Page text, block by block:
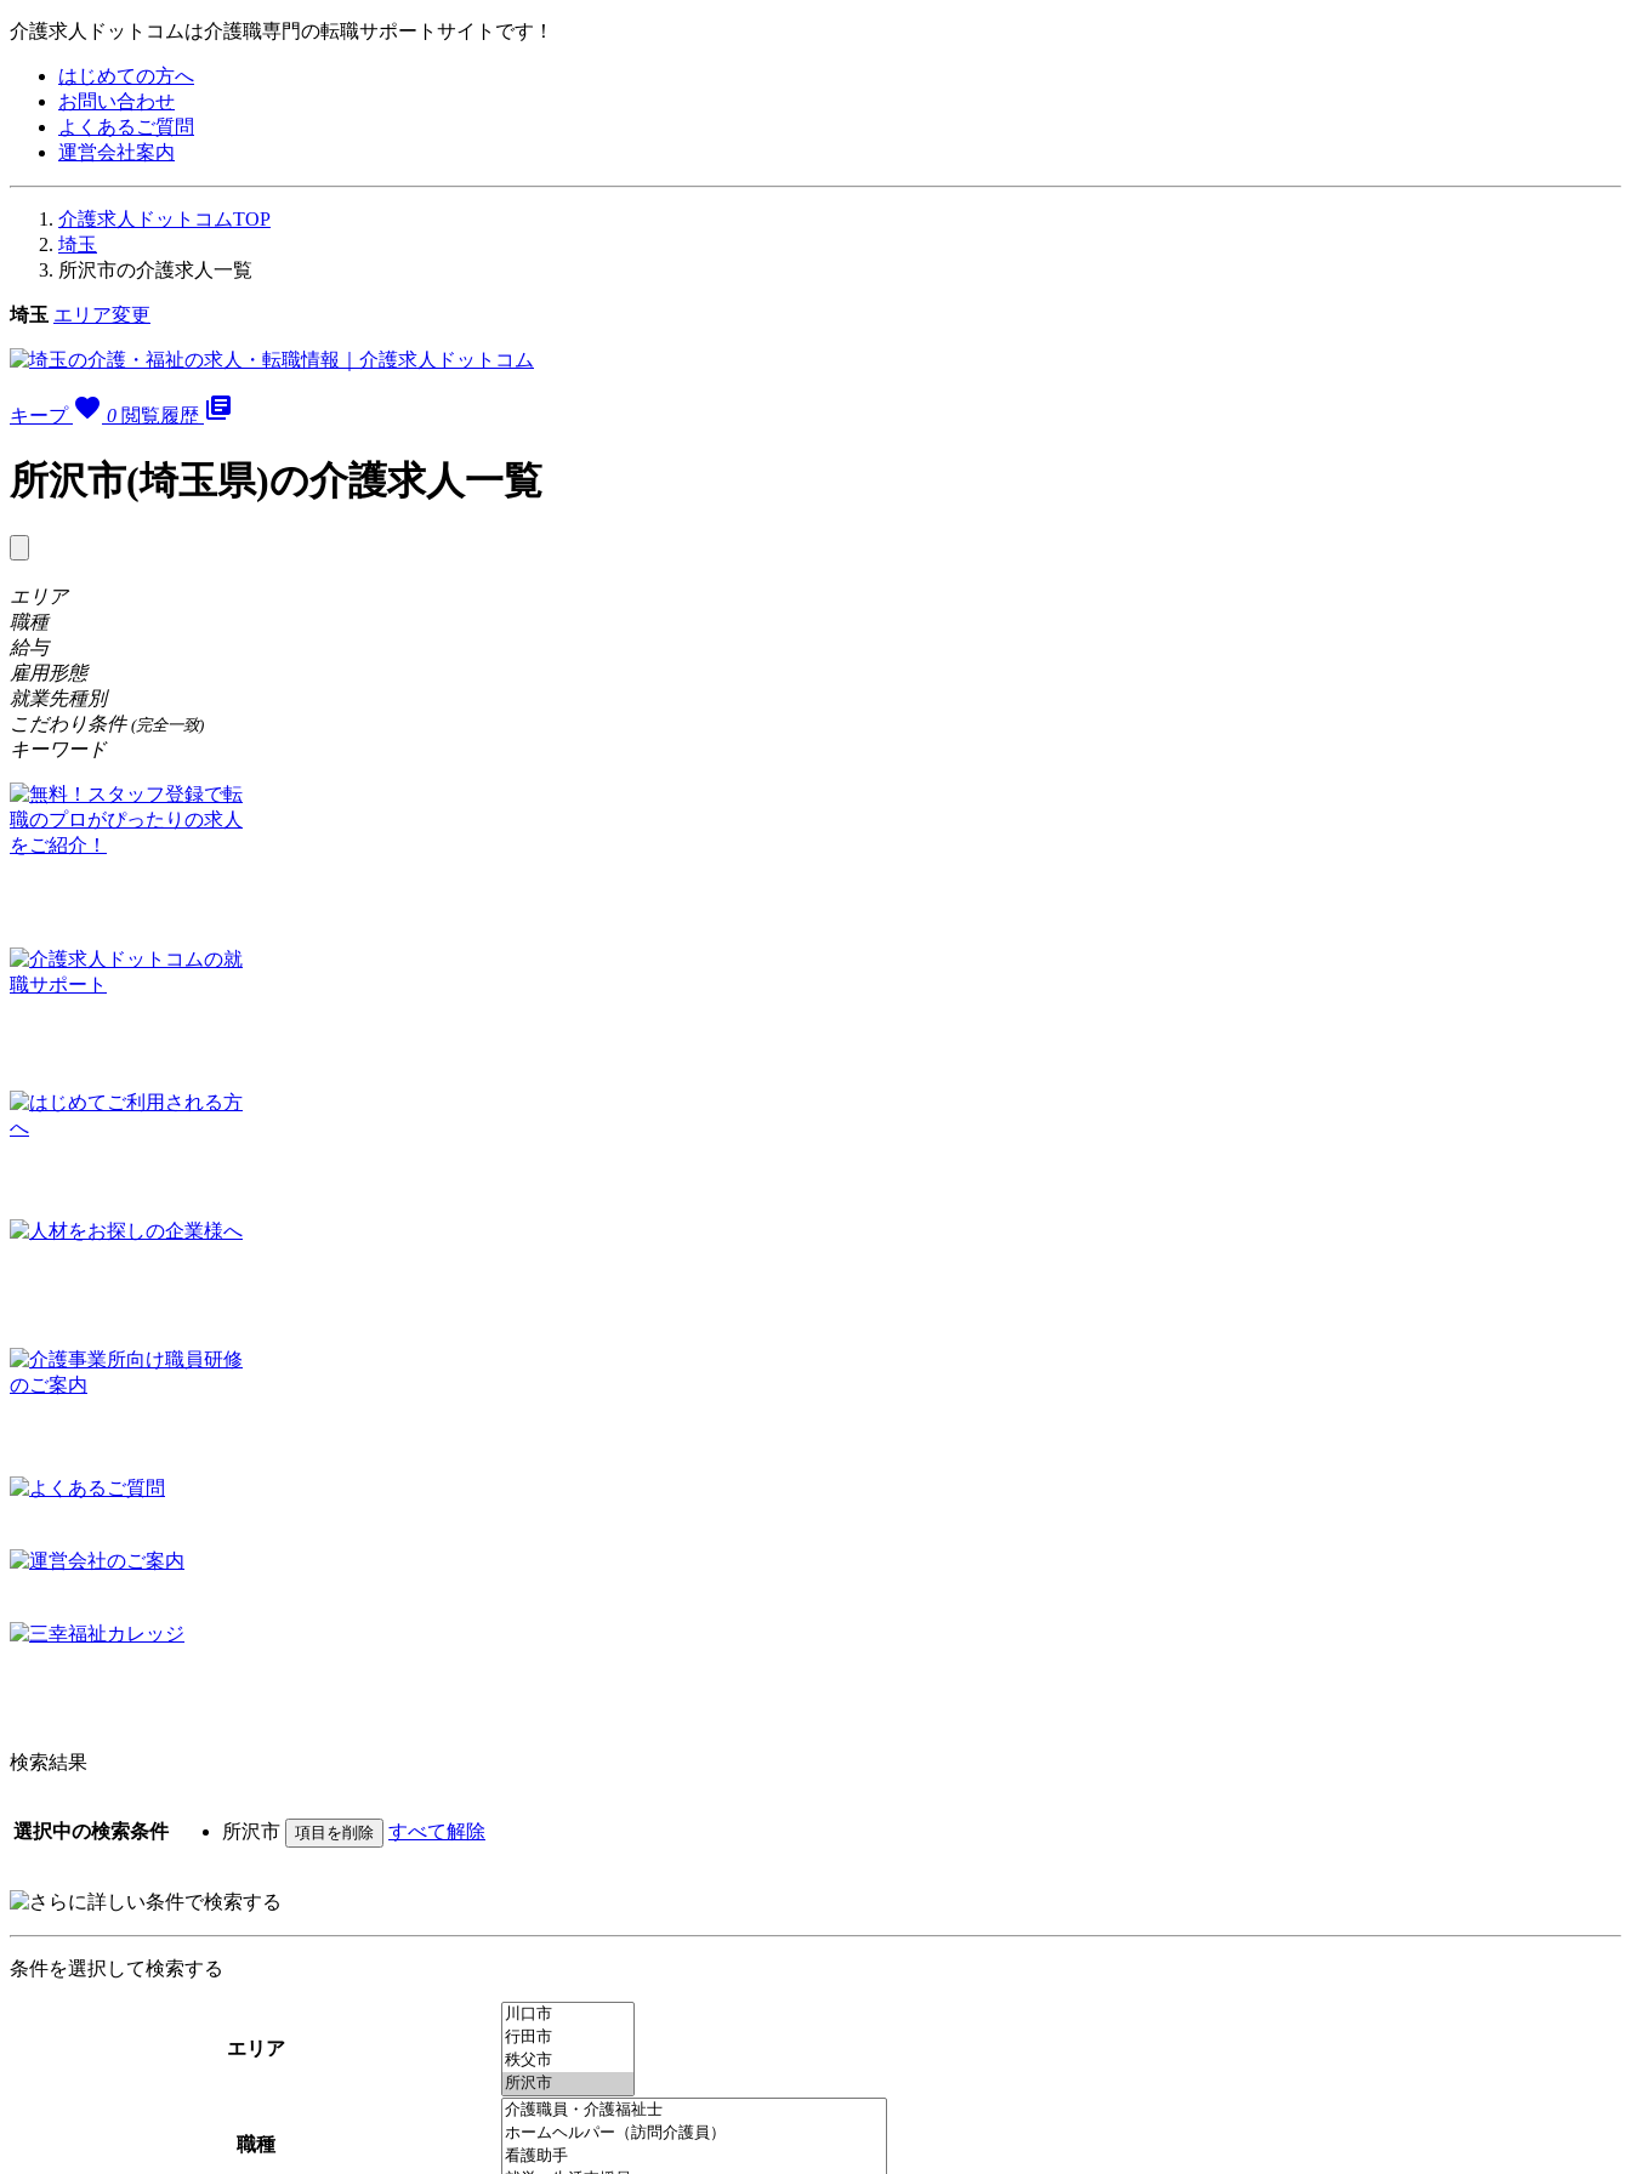
介護求人ドットコムは介護職専門の転職サポートサイトです！
はじめての方へ
お問い合わせ
よくあるご質問
運営会社案内
介護求人ドットコムTOP
埼玉
所沢市の介護求人一覧
埼玉 エリア変更
キープ favorite 0 閲覧履歴 library_books
所沢市(埼玉県)の介護求人一覧
エリア
職種
給与
雇用形態
就業先種別
こだわり条件 (完全一致)
キーワード
検索結果
選択中の検索条件 所沢市 すべて解除
条件を選択して検索する
エリア
職種